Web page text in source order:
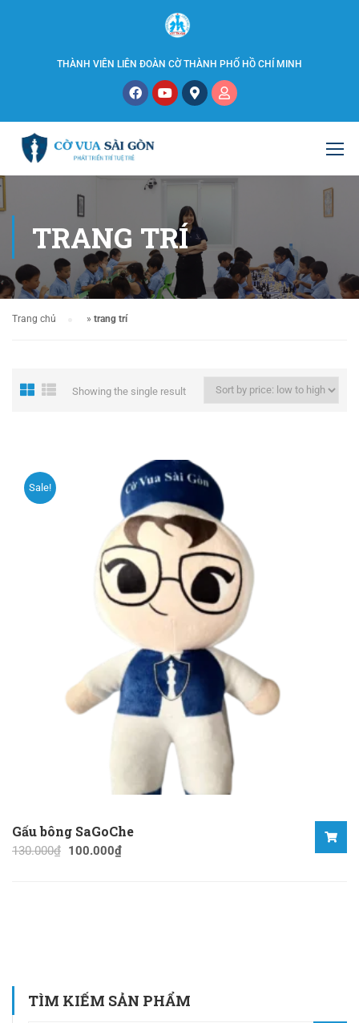
THÀNH VIÊN LIÊN ĐOÀN CỜ THÀNH PHỐ HỒ CHÍ MINH
TRANG TRÍ
Trang chủ » trang trí
Showing the single result
Sale!
Gấu bông SaGoChe
130.000₫ 100.000₫
TÌM KIẾM SẢN PHẨM